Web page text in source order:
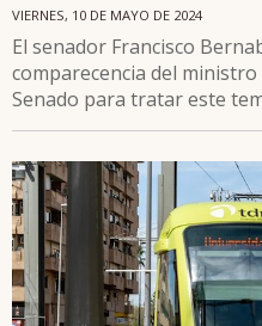
VIERNES, 10 DE MAYO DE 2024
El senador Francisco
comparecencia del
Senado para tratar este